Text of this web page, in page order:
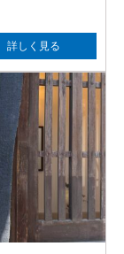
詳しく見る